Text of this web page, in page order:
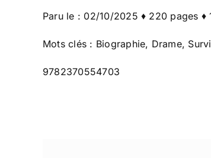
Paru le : 02/10/2025 ♦ 220 pages ♦
Mots clés : Biographie, Drame,
9782370554703